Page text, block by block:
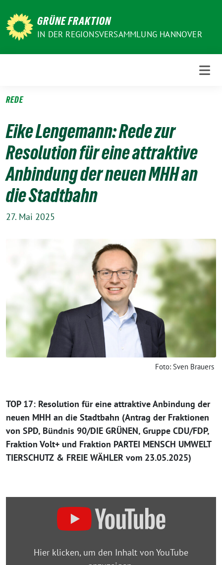
zum
Inhalt
GRÜNE FRAKTION
IN DER REGIONSVERSAMMLUNG HANNOVER
REDE
Eike Lengemann: Rede zur
Resolution für eine attraktive
Anbindung der neuen MHH an
die Stadtbahn
27. Mai 2025
Foto: Sven Brauers
TOP 17: Resolution für eine attraktive Anbindung der
neuen MHH an die Stadtbahn (Antrag der Fraktionen
von SPD, Bündnis 90/DIE GRÜNEN, Gruppe CDU/FDP,
Fraktion Volt+ und Fraktion PARTEI MENSCH UMWELT
TIERSCHUTZ & FREIE WÄHLER vom 23.05.2025)
Regionsversammlung
SitzungHier klicken, um den Inhalt von YouTube